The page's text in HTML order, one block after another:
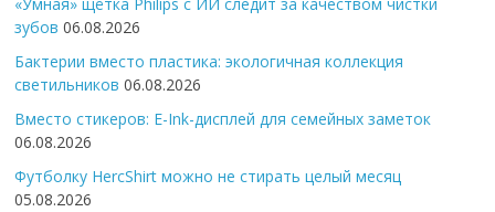
зубов 06.08.2026
Бактерии вместо пластика: экологичная коллекция
светильников 06.08.2026
Вместо стикеров: E-Ink-дисплей для семейных заметок
06.08.2026
Футболку HercShirt можно не стирать целый месяц
05.08.2026